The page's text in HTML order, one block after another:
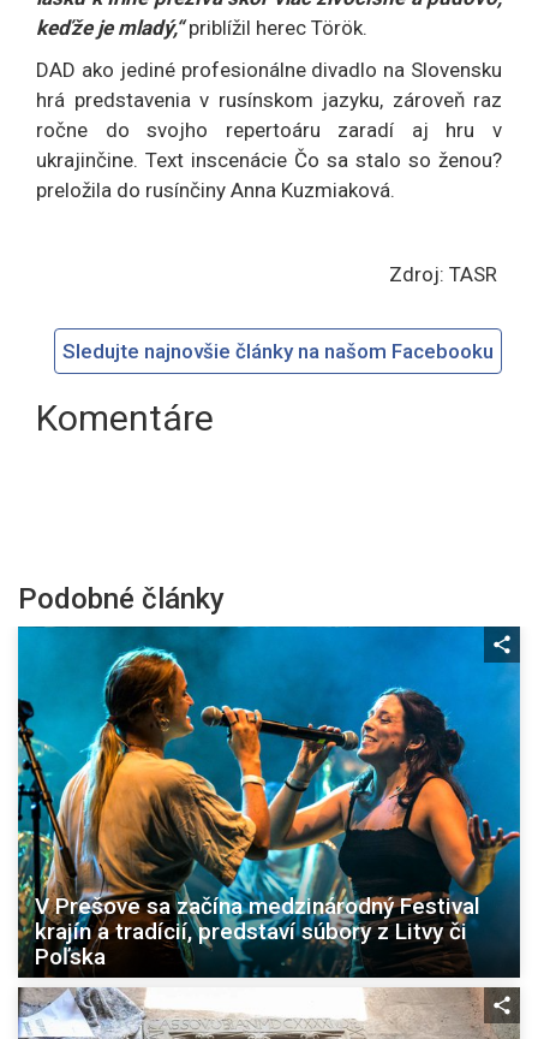
keďže je mladý,“ priblížil herec Török.
DAD ako jediné profesionálne divadlo na Slovensku
hrá predstavenia v rusínskom jazyku, zároveň raz
ročne do svojho repertoáru zaradí aj hru v
ukrajinčine. Text inscenácie Čo sa stalo so ženou?
preložila do rusínčiny Anna Kuzmiaková.
Zdroj: TASR
Sledujte najnovšie články na našom Facebooku
Komentáre
Podobné články
V Prešove sa začína medzinárodný Festival
krajín a tradícií, predstaví súbory z Litvy či
Poľska